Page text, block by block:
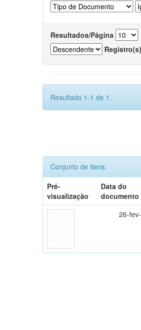
Resultados/Página
Registro(s)
Resultado 1-1 de 1.
Conjunto de itens:
Pré-
visualização
Data do
documento
26-